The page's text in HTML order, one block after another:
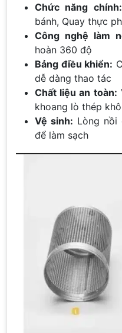
Chức năng chính:
bánh, Quay thực
Công nghệ làm
hoàn 360 độ
Bảng điều khiển:
dễ dàng thao tác
Chất liệu an toàn:
khoang lò thép
Vệ sinh: Lòng nồi
để làm sạch